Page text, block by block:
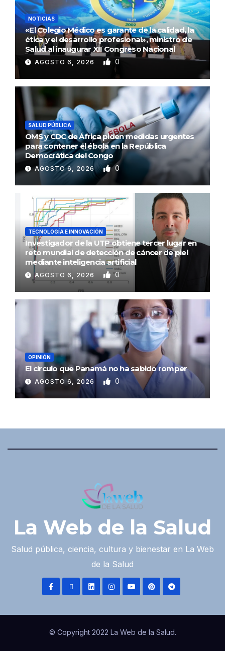
NOTICIAS
«El Colegio Médico es garante de la calidad, la
ética y el desarrollo profesional», ministro de
Salud al inaugurar XII Congreso Nacional
AGOSTO 6, 2026 0
SALUD PÚBLICA
OMS y CDC de África piden medidas urgentes
para contener el ébola en la República
Democrática del Congo
AGOSTO 6, 2026 0
TECNOLOGÍA E INNOVACIÓN
Investigador de la UTP obtiene tercer lugar en
reto mundial de detección de cáncer de piel
mediante inteligencia artificial
AGOSTO 6, 2026 0
OPINIÓN
El círculo que Panamá no ha sabido romper
AGOSTO 6, 2026 0
La Web de la Salud
Salud pública, ciencia, cultura y bienestar en La Web
de la Salud
© Copyright 2022 La Web de la Salud.